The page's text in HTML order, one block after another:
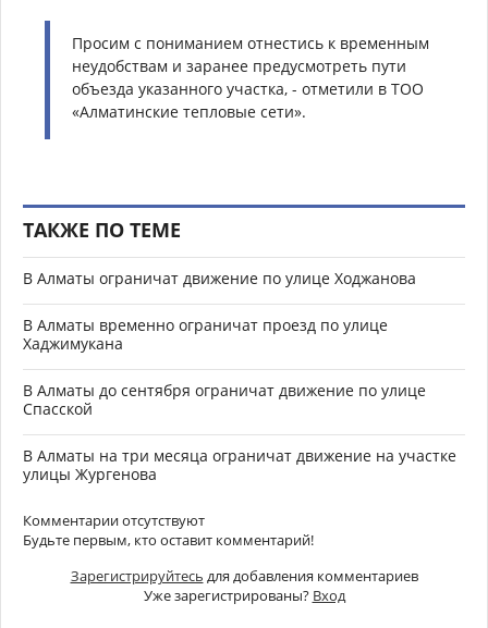
Просим с пониманием отнестись к временным
неудобствам и заранее предусмотреть пути
объезда указанного участка, - отметили в ТОО
«Алматинские тепловые сети».
ТАКЖЕ ПО ТЕМЕ
В Алматы ограничат движение по улице Ходжанова
В Алматы временно ограничат проезд по улице
Хаджимукана
В Алматы до сентября ограничат движение по улице
Спасской
В Алматы на три месяца ограничат движение на участке
улицы Жургенова
Комментарии отсутствуют
Будьте первым, кто оставит комментарий!
Зарегистрируйтесь для добавления комментариев
Уже зарегистрированы? Вход